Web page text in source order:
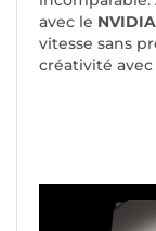
avec le
vitesse sans
créativité avec